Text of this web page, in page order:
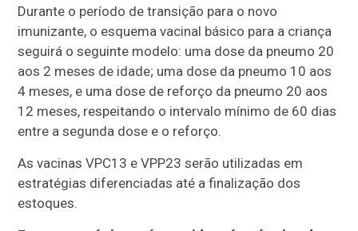
Durante o período de transição para o novo
imunizante, o esquema vacinal básico para a criança
seguirá o seguinte modelo: uma dose da pneumo 20
aos 2 meses de idade; uma dose da pneumo 10 aos
4 meses, e uma dose de reforço da pneumo 20 aos
12 meses, respeitando o intervalo mínimo de 60 dias
entre a segunda dose e o reforço.
As vacinas VPC13 e VPP23 serão utilizadas em
estratégias diferenciadas até a finalização dos
estoques.